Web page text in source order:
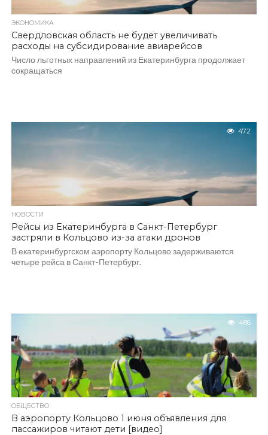
ЭКОНОМИКА
Свердловская область не будет увеличивать
расходы на субсидирование авиарейсов
Число льготных направлений из Екатеринбурга продолжает
сокращаться
472
НОВОСТИ
Рейсы из Екатеринбурга в Санкт-Петербург
застряли в Кольцово из-за атаки дронов
В екатеринбургском аэропорту Кольцово задерживаются
четыре рейса в Санкт-Петербург.
486
ОБЩЕСТВО
В аэропорту Кольцово 1 июня объявления для
пассажиров читают дети [видео]